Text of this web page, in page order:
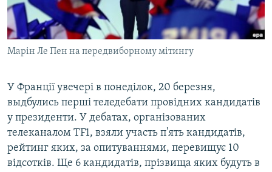
ВІДЕОУРОКИ «ELIFBE»
СВІДЧЕННЯ ОКУПАЦІЇ
УКРАЇНСЬКА ПРОБЛЕМА КРИМУ
Русский
Qırımtatar
Усі сайти RFE/RL
Марін Ле Пен на передвиборному мітингу
У Франції увечері в понеділок, 20 березня,
выдбулись перші теледебати провідних кандидатів
у президенти. У дебатах, організованих
телеканалом TF1, взяли участь п'ять кандидатів,
рейтинг яких, за опитуваннями, перевищує 10
відсотків. Ще 6 кандидатів, прізвища яких будуть в